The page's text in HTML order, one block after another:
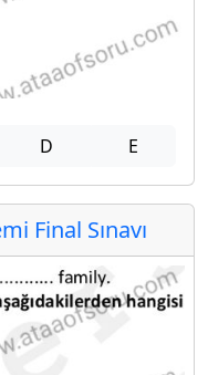
D E
Final Sınavı